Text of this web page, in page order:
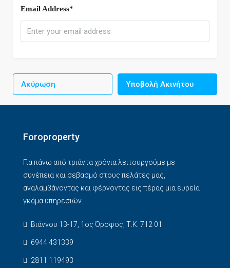
Email Address*
Ακύρωση Υποβολή Ακινήτου
Foroproperty
Για πάνω από τριάντα χρόνια λειτουργούμε με
συνέπεια και σεβασμό στους πελάτες μας,
αναλαμβάνοντας και φέρνοντας εις πέρας μια ευρεία
γκάμα υπηρεσιών.
Βιάννου 13-17, 1ος Όροφος, Τ.Κ. 712 01
6944 431339
2811 119493